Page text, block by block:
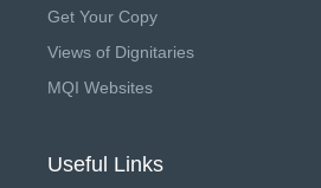
Get Your Copy
Views of Dignitaries
MQI Websites
Useful Links